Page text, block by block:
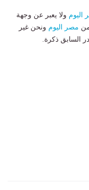
اليوم ولا يعبر عن وجهة
مصر اليوم ونحن غير
السابق ذكرة.